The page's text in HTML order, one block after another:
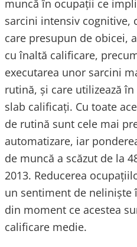
muncă în ocupaţii ce
sarcini intensiv cognitive,
care presupun de obicei,
cu înaltă calificare,
executarea unor sarcini
rutină, şi care utilizează
slab calificați. Cu toate
de rutină sunt cele mai
automatizare, iar
de muncă a scăzut de la
2013. Reducerea
un sentiment de
din moment ce acestea
calificare medie.